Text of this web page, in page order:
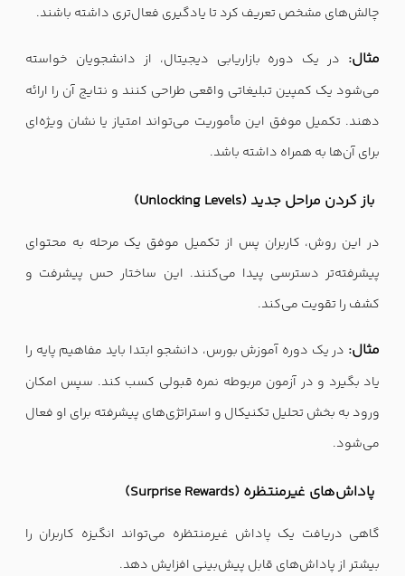
چالش‌های مشخص تعریف کرد تا یادگیری فعال‌تری داشته باشند.
مثال: در یک دوره بازاریابی دیجیتال، از دانشجویان خواسته
می‌شود یک کمپین تبلیغاتی واقعی طراحی کنند و نتایج آن را ارائه
دهند. تکمیل موفق این مأموریت می‌تواند امتیاز یا نشان ویژه‌ای
برای آن‌ها به همراه داشته باشد.
باز کردن مراحل جدید (Unlocking Levels)
در این روش، کاربران پس از تکمیل موفق یک مرحله به محتوای
پیشرفته‌تر دسترسی پیدا می‌کنند. این ساختار حس پیشرفت و
کشف را تقویت می‌کند.
مثال: در یک دوره آموزش بورس، دانشجو ابتدا باید مفاهیم پایه را
یاد بگیرد و در آزمون مربوطه نمره قبولی کسب کند. سپس امکان
ورود به بخش تحلیل تکنیکال و استراتژی‌های پیشرفته برای او فعال
می‌شود.
پاداش‌های غیرمنتظره (Surprise Rewards)
گاهی دریافت یک پاداش غیرمنتظره می‌تواند انگیزه کاربران را
بیشتر از پاداش‌های قابل پیش‌بینی افزایش دهد.